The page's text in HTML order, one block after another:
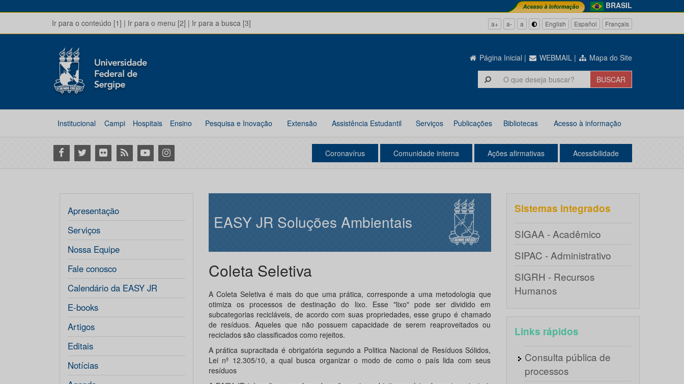
BRASIL
Ir para o conteúdo [1] | Ir para o menu [2] | Ir para a busca [3] a+ a- a English Español Français
Página Inicial | WEBMAIL | Mapa do Site
Institucional Campi Hospitais Ensino Pesquisa e Inovação Extensão Assistência Estudantil Serviços Publicações Bibliotecas Acesso à informação
Facebook
Twitter Flickr RSS YoutubeInstagram Coronavírus Comunidade interna Ações afirmativas Acessibilidade
Apresentação
Serviços
Nossa Equipe
Fale conosco
Calendário da EASY JR
E-books
Artigos
Editais
Notícias
EASY JR Soluções Ambientais
Coleta Seletiva
A Coleta Seletiva é mais do que uma prática, corresponde a uma metodologia que
otimiza os processos de destinação do lixo. Esse "lixo" pode ser dividido em
subcategorias recicláveis, de acordo com suas propriedades, esse grupo é chamado
de resíduos. Aqueles que não possuem capacidade de serem reaproveitados ou
reciclados são classificados como rejeitos.
A prática supracitada é obrigatória segundo a Politica Nacional de Resíduos Sólidos,
Lei nº 12.305/10, a qual busca organizar o modo de como o país lida com seus
resíduos
Sistemas integrados
SIGAA - Acadêmico
SIPAC - Administrativo
SIGRH - Recursos
Humanos
Links rápidos
Consulta pública de
processos